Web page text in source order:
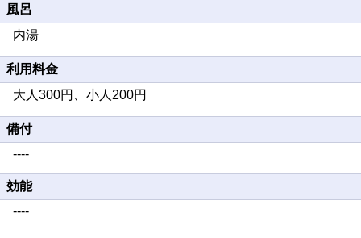
風呂
内湯
利用料金
大人300円、小人200円
備付
----
効能
----